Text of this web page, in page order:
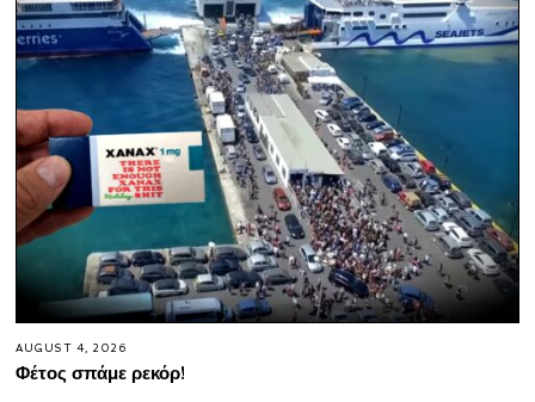
AUGUST 4, 2026
Φέτος σπάμε ρεκόρ!